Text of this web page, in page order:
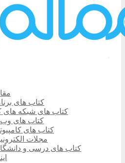
کتاب های
کتاب های شبکه های
کتاب های وب
کتاب های
مجلات
کتاب های درسی و